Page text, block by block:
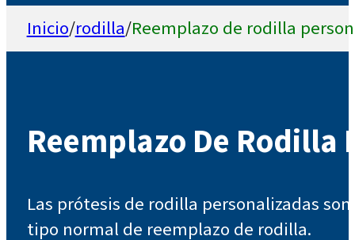
Inicio/rodilla/Reemplazo de rodilla
Reemplazo De Rodilla
Las prótesis de rodilla personalizadas
tipo normal de reemplazo de rodilla.